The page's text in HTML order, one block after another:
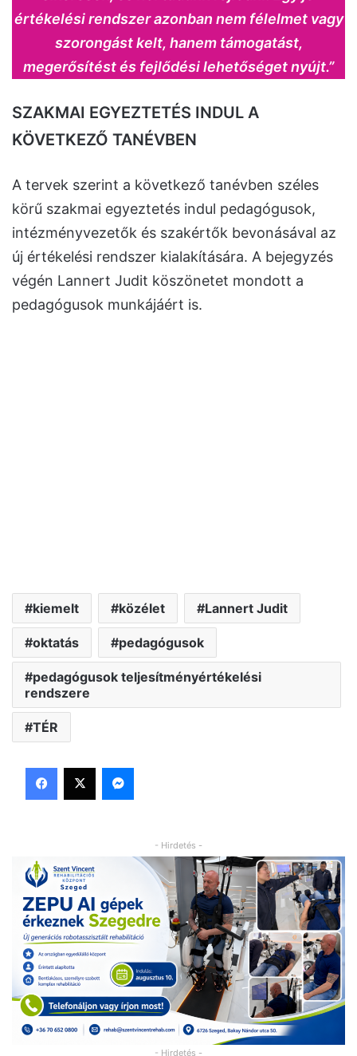
értékelési rendszer azonban nem félelmet vagy
szorongást kelt, hanem támogatást,
megerősítést és fejlődési lehetőséget nyújt.”
SZAKMAI EGYEZTETÉS INDUL A
KÖVETKEZŐ TANÉVBEN
A tervek szerint a következő tanévben széles
körű szakmai egyeztetés indul pedagógusok,
intézményvezetők és szakértők bevonásával az
új értékelési rendszer kialakítására. A bejegyzés
végén Lannert Judit köszönetet mondott a
pedagógusok munkájáért is.
kiemelt közélet Lannert Judit
oktatás pedagógusok
pedagógusok teljesítményértékelési
rendszere
TÉR
Facebook
X Messenger
- Hirdetés -
- Hirdetés -